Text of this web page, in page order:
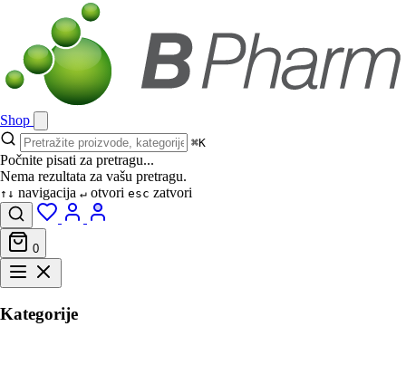
Shop
⌘K
Počnite pisati za pretragu...
Nema rezultata za vašu pretragu.
↑↓ navigacija ↵ otvori esc zatvori
0
Kategorije